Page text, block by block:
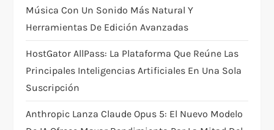
Música Con Un Sonido Más Natural Y
Herramientas De Edición Avanzadas
HostGator AllPass: La Plataforma Que Reúne Las
Principales Inteligencias Artificiales En Una Sola
Suscripción
Anthropic Lanza Claude Opus 5: El Nuevo Modelo